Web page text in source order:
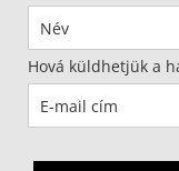
Hová küldhetjük a